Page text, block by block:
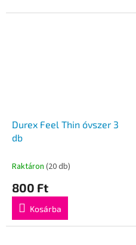
Durex Feel Thin óvszer 3
db
Raktáron (20 db)
800 Ft
Kosárba